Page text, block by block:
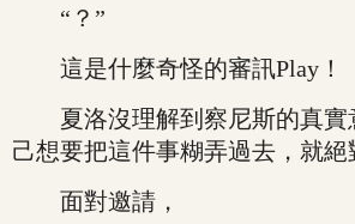
“？”
這是什麼奇怪的審訊Play！
夏洛沒理解到察尼斯的真實
己想要把這件事糊弄過去，就絕
面對邀請，